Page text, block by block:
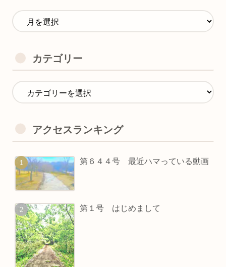
カテゴリー
アクセスランキング
第６４４号 最近ハマっている動画
第１号 はじめまして